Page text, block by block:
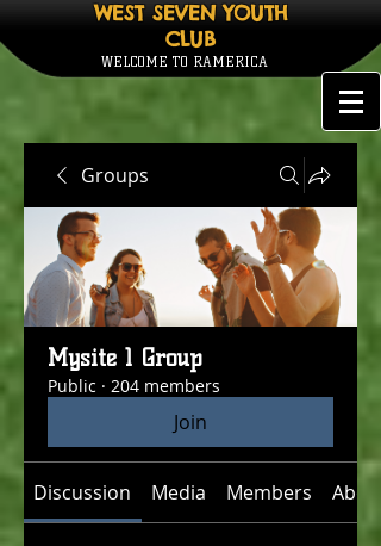
WEST SEVEN YOUTH
CLUB
WELCOME TO RAMERICA
Groups
Mysite 1 Group
Public · 204 members
Join
Discussion Media Members About